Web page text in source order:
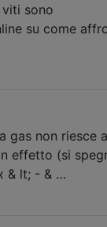
sono
su come
gas non riesce a
effetto (si
& lt; - & …